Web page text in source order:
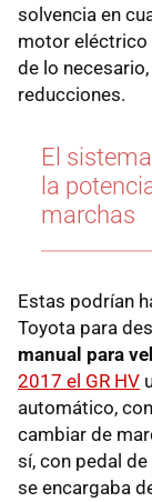
solvencia en
motor eléctrico
de lo
reducciones.
El
la
marchas
Estas podrían
Toyota para
manual para
2017 el GR HV
automático,
cambiar de
sí, con pedal
se encargaba